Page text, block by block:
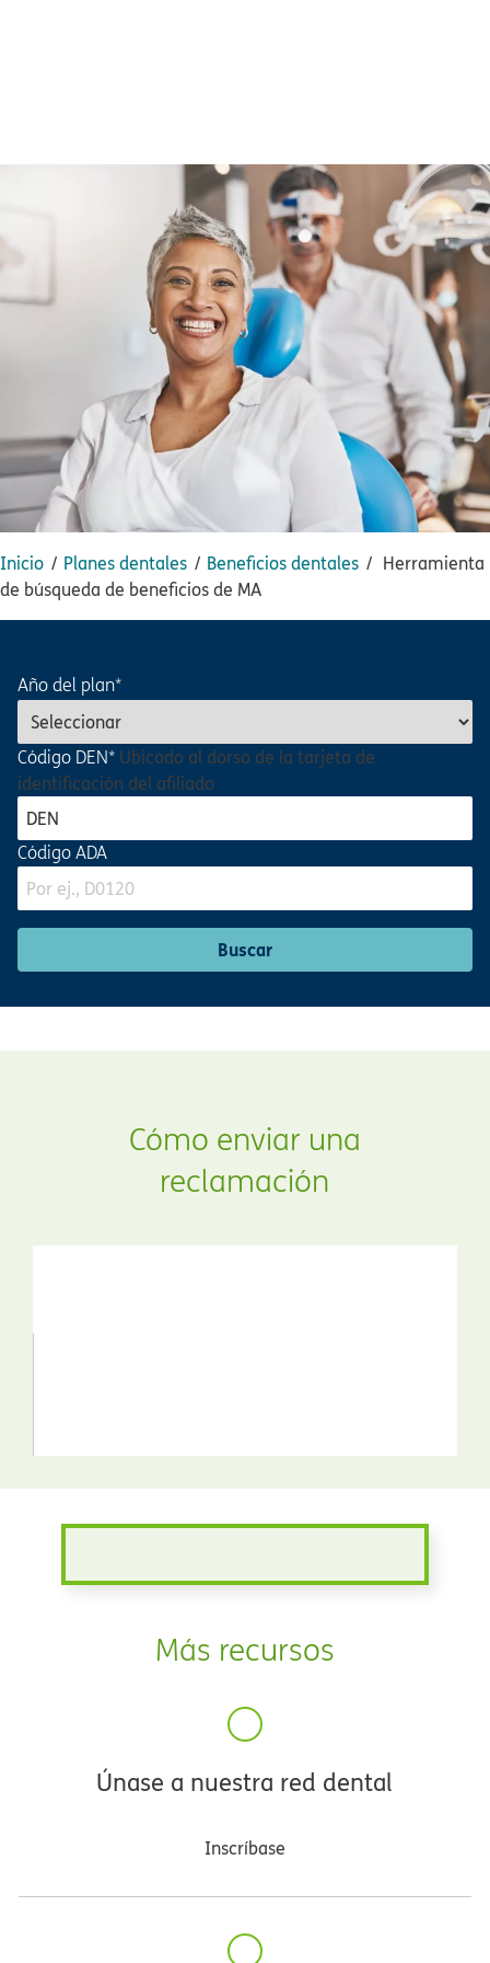
Inicio​​ Planes dentales​​ Beneficios dentales​​
Herramienta
de búsqueda de beneficios de MA​​
Año del plan*​​
Código DEN*​​ Ubicado al dorso de la tarjeta de
identificación del afiliado​​
Código ADA​​
Buscar​​
Cómo enviar una
reclamación​​
Más recursos​​
Únase a nuestra red dental​​
Inscríbase​​